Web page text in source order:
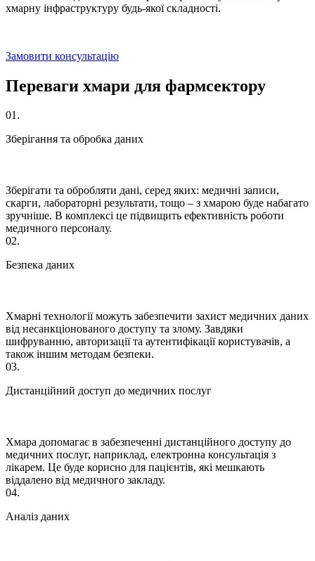
хмарну інфраструктуру будь-якої складності.
Замовити консультацію
Переваги хмари для фармсектору
01.
Зберігання та обробка даних
Зберігати та обробляти дані, серед яких: медичні записи,
скарги, лабораторні результати, тощо – з хмарою буде набагато
зручніше. В комплексі це підвищить ефективність роботи
медичного персоналу.
02.
Безпека даних
Хмарні технології можуть забезпечити захист медичних даних
від несанкціонованого доступу та злому. Завдяки
шифруванню, авторизації та аутентифікації користувачів, а
також іншим методам безпеки.
03.
Дистанційний доступ до медичних послуг
Хмара допомагає в забезпеченні дистанційного доступу до
медичних послуг, наприклад, електронна консультація з
лікарем. Це буде корисно для пацієнтів, які мешкають
віддалено від медичного закладу.
04.
Аналіз даних